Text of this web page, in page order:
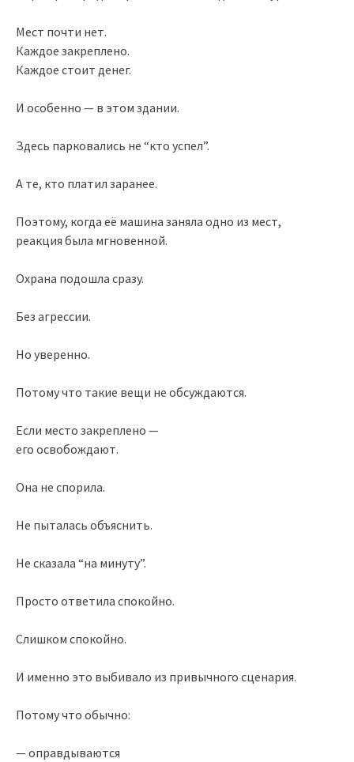
Мест почти нет.
Каждое закреплено.
Каждое стоит денег.
И особенно — в этом здании.
Здесь парковались не “кто успел”.
А те, кто платил заранее.
Поэтому, когда её машина заняла одно из мест,
реакция была мгновенной.
Охрана подошла сразу.
Без агрессии.
Но уверенно.
Потому что такие вещи не обсуждаются.
Если место закреплено —
его освобождают.
Она не спорила.
Не пыталась объяснить.
Не сказала “на минуту”.
Просто ответила спокойно.
Слишком спокойно.
И именно это выбивало из привычного сценария.
Потому что обычно:
— оправдываются